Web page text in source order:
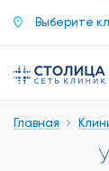
Выберите
Главная